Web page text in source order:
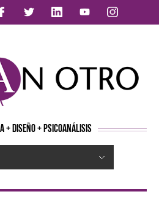
+ DISEÑO + PSICOANÁLISIS